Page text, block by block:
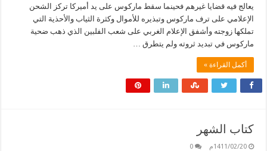
يعالج فيه قضايا غيرهم فحينما سقط ماركوس على يد أميركا تركز الشحن
الإعلامي على ترف ماركوس وتبذيره للأموال وكثرة الثياب والأحذية التي
تملكها زوجته وأشفق الإعلام الغربي على شعب الفلبين الذي ذهب ضحية
ماركوس في تبديد ثروته ولم يتطرق …
أكمل القراءة »
كتاب الشهر
1411/02/20م 0